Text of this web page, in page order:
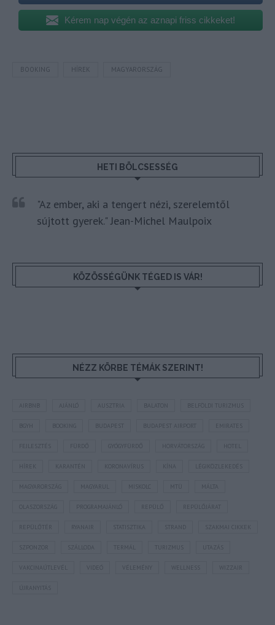
Kérem nap végén az aznapi friss cikkeket!
BOOKING HÍREK MAGYARORSZÁG
HETI BÖLCSESSÉG
"Az ember, aki a tengert nézi, szerelemtől
sújtott gyerek." Jean-Michel Maulpoix
KÖZÖSSÉGÜNK TÉGED IS VÁR!
NÉZZ KÖRBE TÉMÁK SZERINT!
AUSZTRIA BALATON BELFÖLDI TURIZMUS
BUDAPEST BUDAPEST AIRPORT EMIRATES
FEJLESZTÉS HORVÁTORSZÁG HOTEL
KARANTÉN LÉGIKÖZLEKEDÉS
MAGYARORSZÁG MTÜ MÁLTA
OLASZORSZÁG REPÜLŐJÁRAT
REPÜLŐTÉR STATISZTIKA STRAND SZAKMAI CIKKEK
SZPONZOR SZÁLLODA TERMÁL TURIZMUS UTAZÁS
VAKCINAÚTLEVÉL WIZZAIR
ÚJRANYITÁS